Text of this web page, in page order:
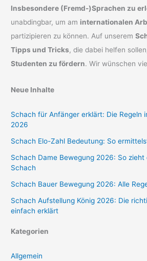
Insbesondere (Fremd-)Sprachen zu
unabdingbar, um am internationalen
partizipieren zu können. Auf unserem
Tipps und Tricks, die dabei helfen
Studenten zu fördern. Wir wünschen
Neue Inhalte
Schach für Anfänger erklärt: Die Regeln
2026
Schach Elo-Zahl Bedeutung: So
Schach Dame Bewegung 2026: So zieht
Schach
Schach Bauer Bewegung 2026: Alle
Schach Aufstellung König 2026: Die
einfach erklärt
Kategorien
Allgemein